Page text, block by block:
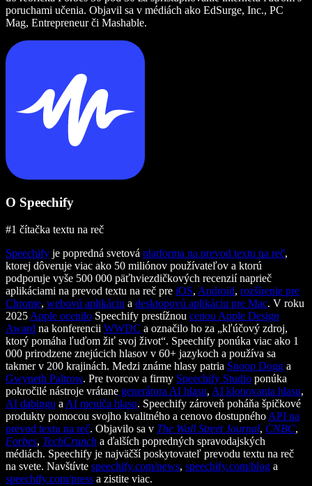
poruchami učenia. Objavil sa v médiách ako EdSurge, Inc., PC
Mag, Entrepreneur či Mashable.
O Speechify
#1 čítačka textu na reč
Speechify je popredná svetová platforma na prevod textu na reč,
ktorej dôveruje viac ako 50 miliónov používateľov a ktorú
podporuje vyše 500 000 päťhviezdičkových recenzií naprieč
aplikáciami na prevod textu na reč pre iOS, Android, rozšírenie pre
Chrome, webovú aplikáciu a desktopovú aplikáciu pre Mac. V roku
2025 Apple ocenilo Speechify prestížnou cenou Apple Design
Award na konferencii WWDC a označilo ho za „kľúčový zdroj,
ktorý pomáha ľuďom žiť svoj život“. Speechify ponúka viac ako 1
000 prirodzene znejúcich hlasov v 60+ jazykoch a používa sa
takmer v 200 krajinách. Medzi známe hlasy patria Snoop Dogg a
Gwyneth Paltrow. Pre tvorcov a firmy Speechify Studio ponúka
pokročilé nástroje vrátane generátora AI hlasu, AI klonovania hlasu,
AI dabingu a AI meniča hlasu. Speechify zároveň poháňa špičkové
produkty pomocou svojho kvalitného a cenovo dostupného API na
prevod textu na reč. Objavilo sa v The Wall Street Journal, CNBC,
Forbes, TechCrunch a ďalších popredných spravodajských
médiách. Speechify je najväčší poskytovateľ prevodu textu na reč
na svete. Navštívte speechify.com/news, speechify.com/blog a
speechify.com/press a zistite viac.